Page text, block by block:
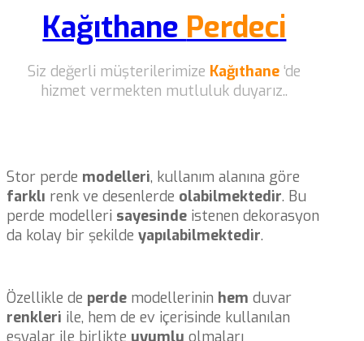
Kağıthane Perdeci
Siz değerli müşterilerimize Kağıthane‘de
hizmet vermekten mutluluk duyarız..
Stor perde modelleri, kullanım alanına göre
farklı renk ve desenlerde olabilmektedir. Bu
perde modelleri sayesinde istenen dekorasyon
da kolay bir şekilde yapılabilmektedir.
Özellikle de perde modellerinin hem duvar
renkleri ile, hem de ev içerisinde kullanılan